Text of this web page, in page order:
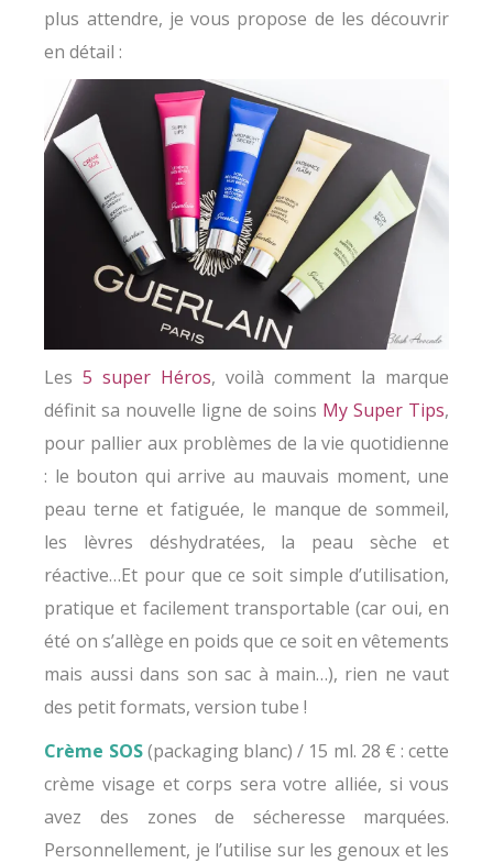
plus attendre, je vous propose de les découvrir
en détail :
Les5 super Héros, voilà comment la marque
définit sa nouvelle ligne de soins My Super Tips,
pour pallier aux problèmes de la vie quotidienne
: le bouton qui arrive au mauvais moment, une
peau terne et fatiguée, le manque de sommeil,
les lèvres déshydratées, la peau sèche et
réactive…Et pour que ce soit simple d’utilisation,
pratique et facilement transportable (car oui, en
été on s’allège en poids que ce soit en vêtements
mais aussi dans son sac à main…), rien ne vaut
des petit formats, version tube !
Crème SOS(packaging blanc) / 15 ml. 28 € : cette
crème visage et corps sera votre alliée, si vous
avez des zones de sécheresse marquées.
Personnellement, je l’utilise sur les genoux et les